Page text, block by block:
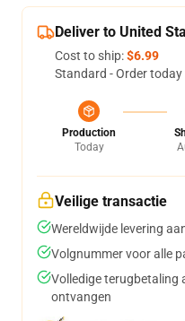
Deliver to United
Cost to ship:$6.99
Standard - Order
Production
Today
Veilige transactie
Wereldwijde levering
Volgnummer voor alle
Volledige terugbetaling
ontvangen